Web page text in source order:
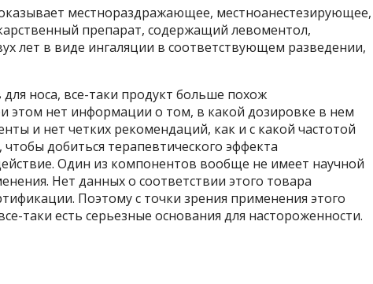
местнораздражающее, местноанестезирующее,
препарат, содержащий левоментол,
лет в виде ингаляции в соответствующем разведении,
для носа, все-таки продукт больше похож
этом нет информации о том, в какой дозировке в нем
и нет четких рекомендаций, как и с какой частотой
добиться терапевтического эффекта
Один из компонентов вообще не имеет научной
Нет данных о соответствии этого товара
Поэтому с точки зрения применения этого
таки есть серьезные основания для настороженности.